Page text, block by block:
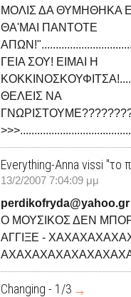
ΜΟΛΙΣ ΔΑ ΘΥΜΗΘΗΚΑ
ΘΑ'ΜΑΙ ΠΑΝΤΟΤΕ
ΓΕΙΑ ΣΟΥ! ΕΙΜΑΙ Η
ΘΕΛΕΙΣ ΝΑ
Everything-Anna vissi "το
13/2/2007 7:04:09 μμ
perdikofryda@yahoo.gr
Ο ΜΟΥΣΙΚΟΣ ΔΕΝ
ΑΓΓΙΞΕ -
Changing - 1/3